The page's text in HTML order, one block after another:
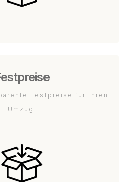
Festpreise für Ihren
Umzug.